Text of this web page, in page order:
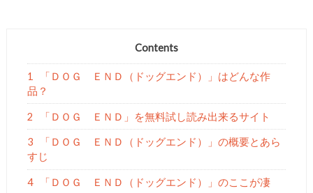
Contents
1
「ＤＯＧ ＥＮＤ（ドッグエンド）」はどんな作
品？
2 「ＤＯＧ ＥＮＤ」を無料試し読み出来るサイト
3
「ＤＯＧ ＥＮＤ（ドッグエンド）」の概要とあら
すじ
4
「ＤＯＧ ＥＮＤ（ドッグエンド）」のここが凄